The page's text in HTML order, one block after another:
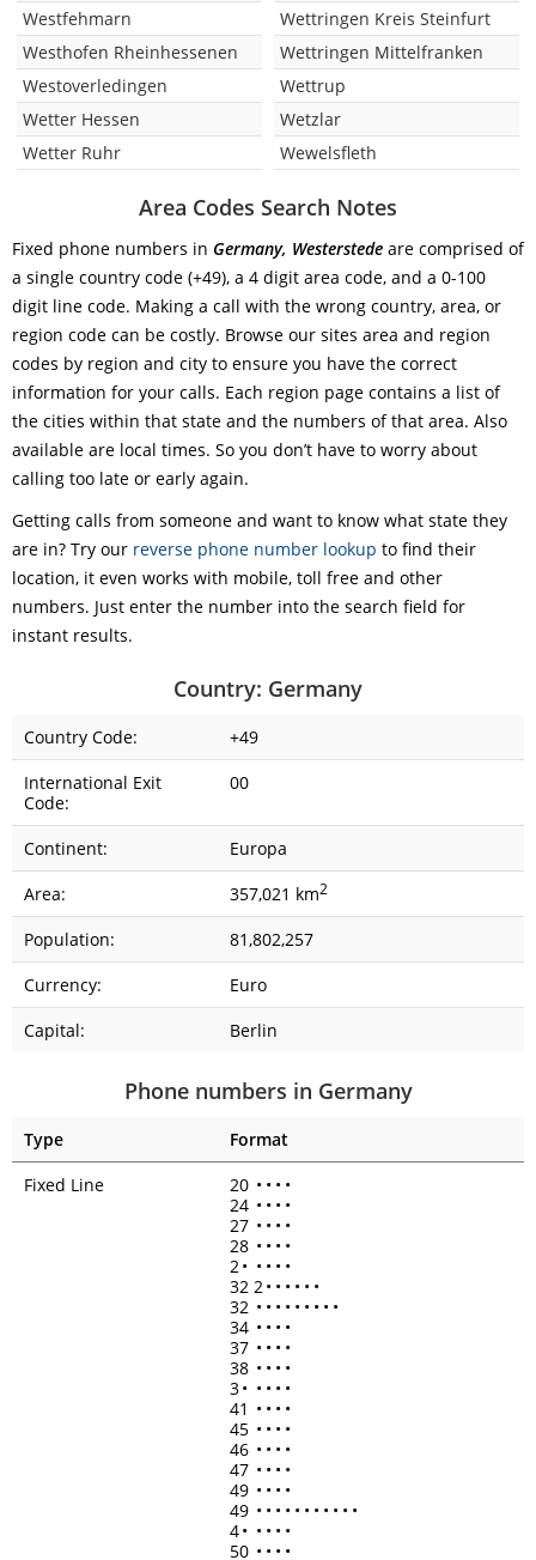
Westfehmarn
Westhofen Rheinhessenen
Westoverledingen
Wetter Hessen
Wetter Ruhr
Wettringen Kreis Steinfurt
Wettringen Mittelfranken
Wettrup
Wetzlar
Wewelsfleth
Area Codes Search Notes
Fixed phone numbers in Germany, Westerstede are comprised of
a single country code (+49), a 4 digit area code, and a 0-100
digit line code. Making a call with the wrong country, area, or
region code can be costly. Browse our sites area and region
codes by region and city to ensure you have the correct
information for your calls. Each region page contains a list of
the cities within that state and the numbers of that area. Also
available are local times. So you don’t have to worry about
calling too late or early again.
Getting calls from someone and want to know what state they
are in? Try our reverse phone number lookup to find their
location, it even works with mobile, toll free and other
numbers. Just enter the number into the search field for
instant results.
Country: Germany
Country Code:
+49
International Exit
Code:
00
Continent:
Europa
Area:
357,021 km2
Population:
81,802,257
Currency:
Euro
Capital:
Berlin
Phone numbers in Germany
Type
Format
Fixed Line
20 • • • •
24 • • • •
27 • • • •
28 • • • •
2• • • • •
32 2• • • • • •
32 • • • • • • • • •
34 • • • •
37 • • • •
38 • • • •
3• • • • •
41 • • • •
45 • • • •
46 • • • •
47 • • • •
49 • • • •
49 • • • • • • • • • • •
4• • • • •
50 • • • •